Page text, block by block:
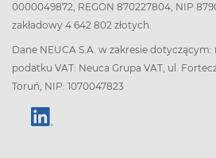
0000049872, REGON 870227804, NIP
zakładowy 4 642 802 złotych.
Dane NEUCA S.A. w zakresie dotyczącym:
podatku VAT: Neuca Grupa VAT, ul.
Toruń, NIP: 1070047823